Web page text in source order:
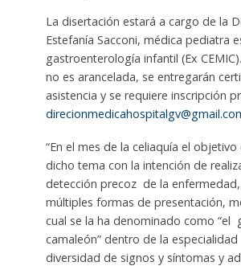
La disertación estará a cargo de la
Estefanía Sacconi, médica pediatra
gastroenterología infantil (Ex
no es arancelada, se entregarán
asistencia y se requiere inscripción
“En el mes de la celiaquía el objetivo
dicho tema con la intención de
detección precoz de la
múltiples formas de presentación,
cual se la ha denominado como “el
camaleón” dentro de la
diversidad de signos y síntomas y